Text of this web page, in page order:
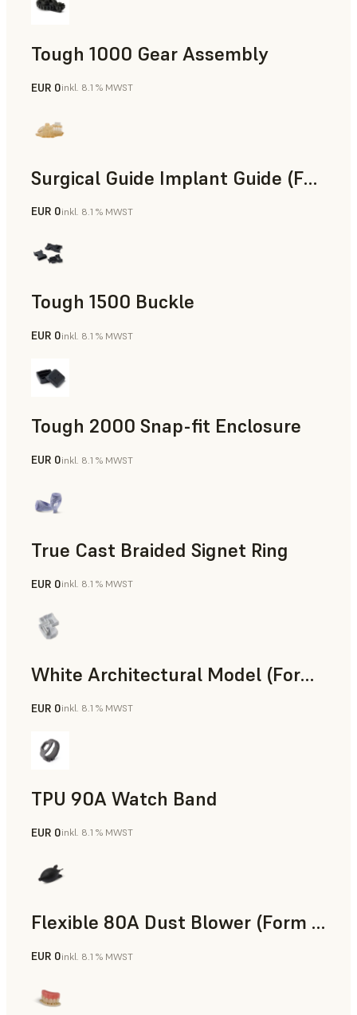
Tough 1000 Gear Assembly
Technik
EUR 0inkl. 8.1 % MWST
Surgical Guide Implant Guide (Form 4)
Zahnmedizin
EUR 0inkl. 8.1 % MWST
Tough 1500 Buckle
Technik
EUR 0inkl. 8.1 % MWST
Tough 2000 Snap-fit Enclosure
Technik
EUR 0inkl. 8.1 % MWST
True Cast Braided Signet Ring
Schmuck
EUR 0inkl. 8.1 % MWST
White Architectural Model (Form 4)
Standard
EUR 0inkl. 8.1 % MWST
TPU 90A Watch Band
SLS-Pulver
EUR 0inkl. 8.1 % MWST
Flexible 80A Dust Blower (Form 4)
EUR 0inkl. 8.1 % MWST